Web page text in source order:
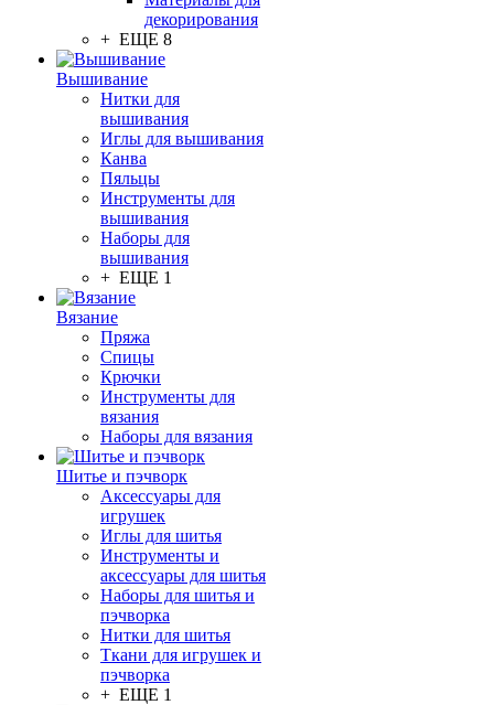
декорирования
+ ЕЩЕ 8
Вышивание
Нитки для
вышивания
Иглы для вышивания
Канва
Пяльцы
Инструменты для
вышивания
Наборы для
вышивания
+ ЕЩЕ 1
Вязание
Пряжа
Спицы
Крючки
Инструменты для
вязания
Наборы для вязания
Шитье и пэчворк
Аксессуары для
игрушек
Иглы для шитья
Инструменты и
аксессуары для шитья
Наборы для шитья и
пэчворка
Нитки для шитья
Ткани для игрушек и
пэчворка
+ ЕЩЕ 1